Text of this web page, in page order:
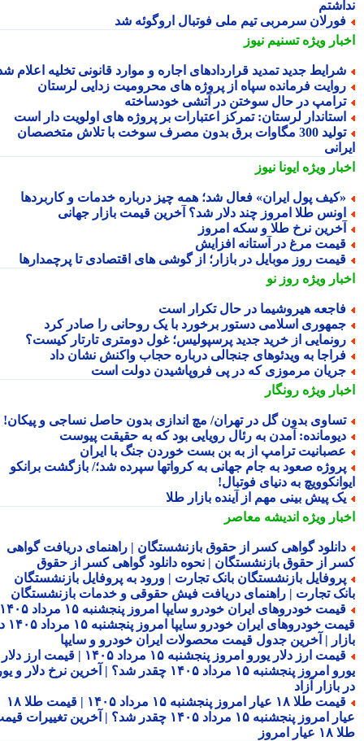
سرمربی تیم ملی فوتبال اروگوئه شد
ویژهتسنیم نیوز
جدید تمدید قراردادهای اجاره و موارد قانونی تخلیه اعلام شد
فرمانده سپاه از پروژه های محرومیت زدایی لرستان
در حال سوختن در آتشی خودساخته
لرستان: تمرکز اعتبارات بر پروژه های اولویت دار است
تولید 300 مگاوات برق بدون مصرف سوخت با تلاش متخصصان
ویژهایونا نیوز
پول ایران» فعال شد؛ همه چیز درباره خدمات و کاربردها
طلا امروز چند دلار شد؟ آخرین قیمت بازار جهانی
نرخ طلا و سکه امروز
مرغ در آستانه افزایش
روز موبایل در بازار؛ از گوشی های اقتصادی تا پرچمدارها
ویژهروز نو
هیروشیما در حال تکرار است
اسلامی دستور برخورد با یک روحانی را صادر کرد
از خرید جدید پرسپولیس؛ غول دومتری تارتار کیست؟
به ویدئوهای جنجالی درباره حجاب واکنش نشان داد
مرموزی که در پی فروپاشیدن دولت است
ویژهرونگار
بدون گل در تهران/ مچ اندازی بدون حاصل نساجی و پیکان!
آمدن به رئال رویایی بود که به حقیقت پیوست
ترامپ از به بن بست خوردن جنگ با ایران
صعود به جام جهانی به کرواتها سپرده شد؛/ بازگشت برانکو
به دنیای فوتبال!
پیش بینی مهم از آینده بازار طلا
ویژهاندیشه معاصر
گواهی کسر از حقوق بازنشستگان | راهنمای دریافت گواهی
از حقوق بازنشستگان | نحوه دانلود گواهی کسر از حقوق
بازنشستگان بانک تجارت | ورود به پروفایل بازنشستگان
تجارت | راهنمای دریافت فیش حقوقی و خدمات بازنشستگان
قیمت خودروهای ایران خودرو سایپا امروز پنجشنبه ۱۵ مرداد ۱۴۰۵ |
قیمت خودروهای ایران خودرو سایپا امروز پنجشنبه ۱۵ مرداد ۱۴۰۵ در
| آخرین جدول قیمت محصولات ایران خودرو و سایپا
قیمت ارز دلار یورو امروز پنجشنبه ۱۵ مرداد ۱۴۰۵ | قیمت ارز دلار
یورو امروز پنجشنبه ۱۵ مرداد ۱۴۰۵ چقدر شد؟ | آخرین نرخ دلار و یورو
آزاد
قیمت طلا ۱۸ عیار امروز پنجشنبه ۱۵ مرداد ۱۴۰۵ | قیمت طلا ۱۸
عیار امروز پنجشنبه ۱۵ مرداد ۱۴۰۵ چقدر شد؟ | آخرین تغییرات قیمت
امروز